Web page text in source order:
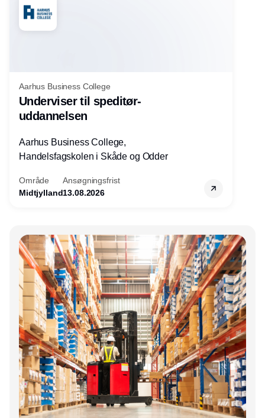
Aarhus Business College
Underviser til speditør-
uddannelsen
Aarhus Business College,
Handelsfagskolen i Skåde og Odder
Område
Midtjylland
Ansøgningsfrist
13.08.2026
Annonce